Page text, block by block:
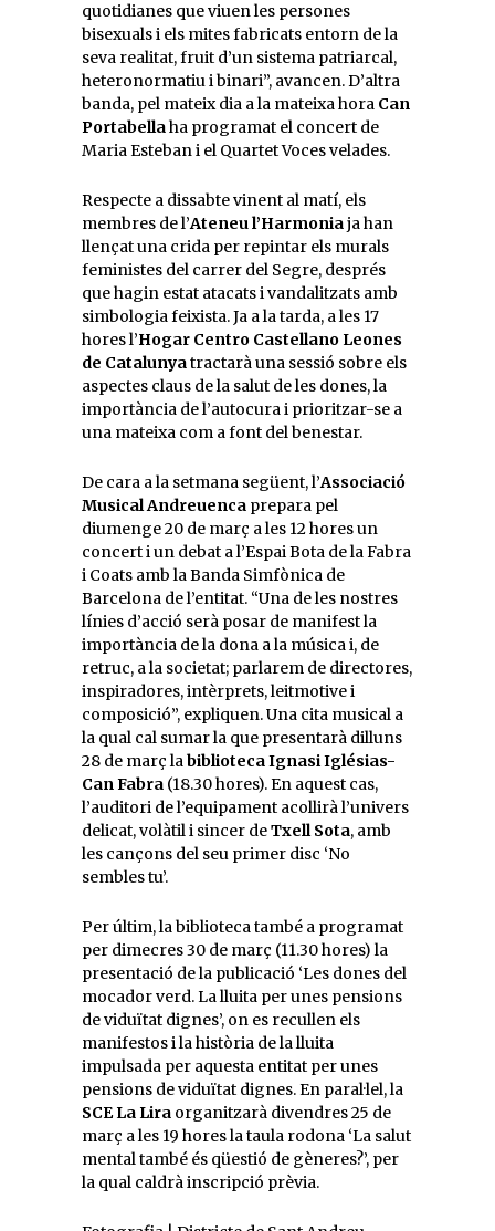
quotidianes que viuen les persones
bisexuals i els mites fabricats entorn de la
seva realitat, fruit d’un sistema patriarcal,
heteronormatiu i binari”, avancen. D’altra
banda, pel mateix dia a la mateixa hora Can
Portabellaha programat el concert de
Maria Esteban i el Quartet Voces velades.
Respecte a dissabte vinent al matí, els
membres de l’Ateneu l’Harmoniaja han
llençat una crida per repintar els murals
feministes del carrer del Segre, després
que hagin estat atacats i vandalitzats amb
simbologia feixista. Ja a la tarda, a les 17
hores l’Hogar Centro Castellano Leones
de Catalunyatractarà una sessió sobre els
aspectes claus de la salut de les dones, la
importància de l’autocura i prioritzar-se a
una mateixa com a font del benestar.
De cara a la setmana següent, l’Associació
Musical Andreuenca prepara pel
diumenge 20 de març a les 12 hores un
concert i un debat a l’Espai Bota de la Fabra
i Coats amb la Banda Simfònica de
Barcelona de l’entitat. “Una de les nostres
línies d’acció serà posar de manifest la
importància de la dona a la música i, de
retruc, a la societat; parlarem de directores,
inspiradores, intèrprets, leitmotive i
composició”, expliquen. Una cita musical a
la qual cal sumar la que presentarà dilluns
28 de març labiblioteca Ignasi Iglésias-
Can Fabra (18.30 hores). En aquest cas,
l’auditori de l’equipament acollirà l’univers
delicat, volàtil i sincer deTxell Sota, amb
les cançons del seu primer disc ‘No
sembles tu’.
Per últim, la biblioteca també a programat
per dimecres 30 de març (11.30 hores) la
presentació de la publicació ‘Les dones del
mocador verd. La lluita per unes pensions
de viduïtat dignes’, on es recullen els
manifestos i la història de la lluita
impulsada per aquesta entitat per unes
pensions de viduïtat dignes. En paral·lel, la
SCE La Lira organitzarà divendres 25 de
març a les 19 hores la taula rodona ‘La salut
mental també és qüestió de gèneres?’, per
la qual caldrà inscripció prèvia.